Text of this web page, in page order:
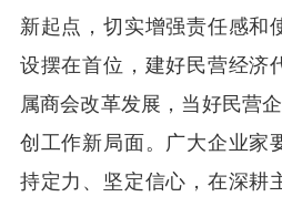
新起点，切实增强责任感和
设摆在首位，建好民营经济
属商会改革发展，当好民营
创工作新局面。广大企业家
持定力、坚定信心，在深耕